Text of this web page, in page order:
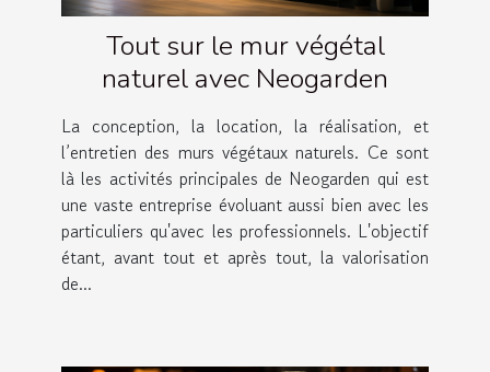
Tout sur le mur végétal
naturel avec Neogarden
La conception, la location, la réalisation, et
l’entretien des murs végétaux naturels. Ce sont
là les activités principales de Neogarden qui est
une vaste entreprise évoluant aussi bien avec les
particuliers qu'avec les professionnels. L'objectif
étant, avant tout et après tout, la valorisation
de...